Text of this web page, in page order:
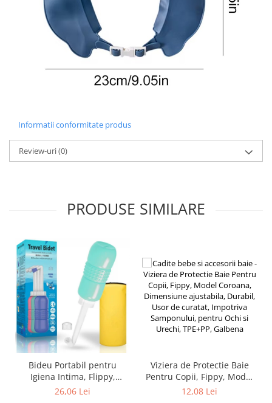
Aparate de spalat cu presiune
Instalatii sanitare
Articole si accesorii pentru baie
Baterii bucatarie
Baterii lavoar
Chiuvete inox
Tapet 3D Autoadeziv
Climatizare si echipamente de
incalzire
Aere conditionate
Echipamente pt incalzire
Panouri solare
Paturi electrice cu incalzire
Sobe pe lemne
Umidificatoare
Ventilatoare
Kituri de siguranta si supravietuire
Kit-uri siguranta auto
Informatii conformitate produs
Review-uri(0)
PRODUSE SIMILARE
Bideu Portabil pentru
Igiena Intima, Flippy,
pentru Postpartum/
26,06 Lei
Viziera de Protectie Baie
Pentru Copii, Fippy, Model
Coroana, Dimensiune
12,08 Lei